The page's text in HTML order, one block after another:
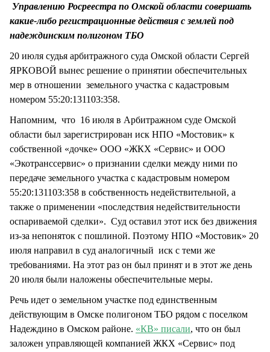
Управлению Росреестра по Омской области совершать
какие-либо регистрационные действия с землей под
надеждинским полигоном ТБО
20 июля судья арбитражного суда Омской области Сергей
ЯРКОВОЙ вынес решение о принятии обеспечительных
мер в отношении земельного участка с кадастровым
номером 55:20:131103:358.
Напомним, что 16 июля в Арбитражном суде Омской
области был зарегистрирован иск НПО «Мостовик» к
собственной «дочке» ООО «ЖКХ «Сервис» и ООО
«Экотранссервис» о признании сделки между ними по
передаче земельного участка с кадастровым номером
55:20:131103:358 в собственность недействительной, а
также о применении «последствия недействительности
оспариваемой сделки». Суд оставил этот иск без движения
из-за непоняток с пошлиной. Поэтому НПО «Мостовик» 20
июля направил в суд аналогичный иск с теми же
требованиями. На этот раз он был принят и в этот же день
20 июля были наложены обеспечительные меры.
Речь идет о земельном участке под единственным
действующим в Омске полигоном ТБО рядом с поселком
Надеждино в Омском районе. «КВ» писали, что он был
заложен управляющей компанией ЖКХ «Сервис» под